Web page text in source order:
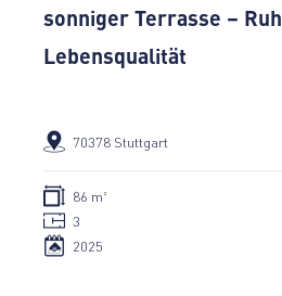
sonniger Terrasse –
Lebensqualität
70378 Stuttgart
86 m²
3
2025